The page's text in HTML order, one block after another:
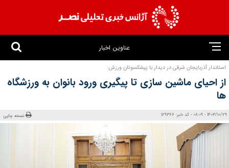
عناوین اخبار
استاندار آذربایجان شرقی در دیدار با پیشکسوتان ورزش:
از احیای ماشین سازی تا پیگیری ورود بانوان به ورزشگاه
ها
1403/10/29 - 08:09 - کد خبر: 129366 نسخه چاپی